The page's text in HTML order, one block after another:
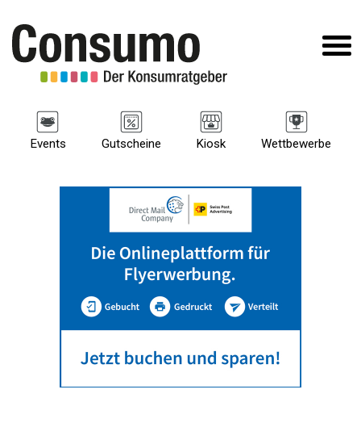
Events Gutscheine Kiosk Wettbewerbe